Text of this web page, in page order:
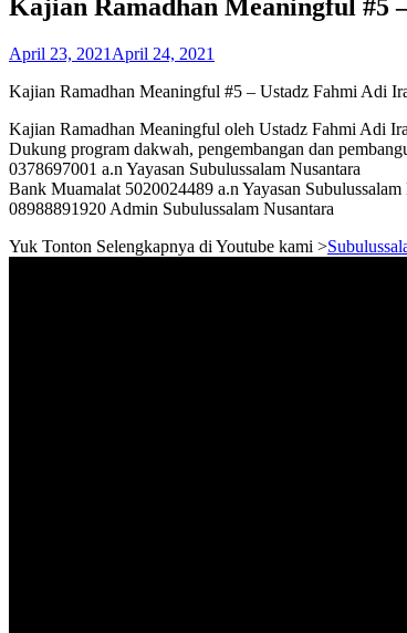
Kajian Ramadhan Meaningful #5
April 23, 2021 April 24, 2021
Kajian Ramadhan Meaningful #5 – Ustadz Fahmi Adi
Kajian Ramadhan Meaningful oleh Ustadz Fahmi Adi
Dukung program dakwah, pengembangan dan
0378697001 a.n Yayasan Subulussalam Nusantara
Bank Muamalat 5020024489 a.n Yayasan Subulussalam
08988891920 Admin Subulussalam Nusantara
Yuk Tonton Selengkapnya di Youtube kami >